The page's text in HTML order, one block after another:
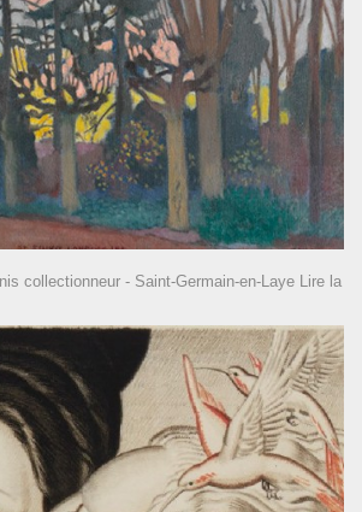
collectionneur - Saint-Germain-en-Laye Lire la